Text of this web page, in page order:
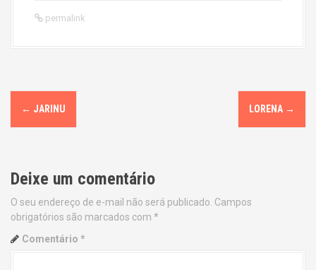
permalink
P
o
t
n
a
← JARINU LORENA →
Deixe um comentário
O seu endereço de e-mail não será publicado. Campos
obrigatórios são marcados com *
Comentário *